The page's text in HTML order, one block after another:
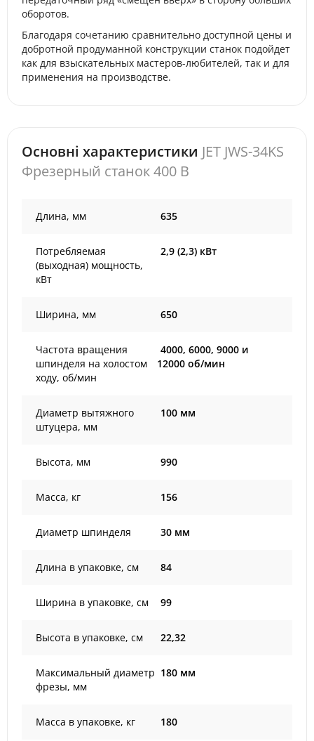
оборотов.
Благодаря сочетанию сравнительно доступной цены и
добротной продуманной конструкции станок подойдет
как для взыскательных мастеров-любителей, так и для
применения на производстве.
Основні характеристики JET JWS-34KS
Фрезерный станок 400 В
Длина, мм 635
Потребляемая
(выходная) мощность,
кВт
2,9 (2,3) кВт
Ширина, мм 650
Частота вращения
шпинделя на холостом
ходу, об/мин
4000, 6000, 9000 и
12000 об/мин
Диаметр вытяжного
штуцера, мм
100 мм
Высота, мм 990
Масса, кг 156
Диаметр шпинделя 30 мм
Длина в упаковке, см 84
Ширина в упаковке, см 99
Высота в упаковке, см 22,32
Максимальный диаметр
фрезы, мм
180 мм
Масса в упаковке, кг 180